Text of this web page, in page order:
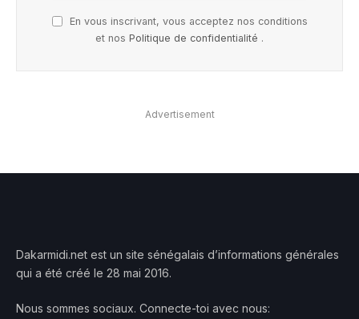
En vous inscrivant, vous acceptez nos conditions
et nos Politique de confidentialité .
Advertisement
Dakarmidi.net est un site sénégalais d’informations générales
qui a été créé le 28 mai 2016.
Nous sommes sociaux. Connecte-toi avec nous: